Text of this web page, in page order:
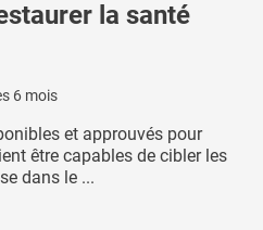
la santé
6 mois
et approuvés pour
être capables de cibler les
dans le ...